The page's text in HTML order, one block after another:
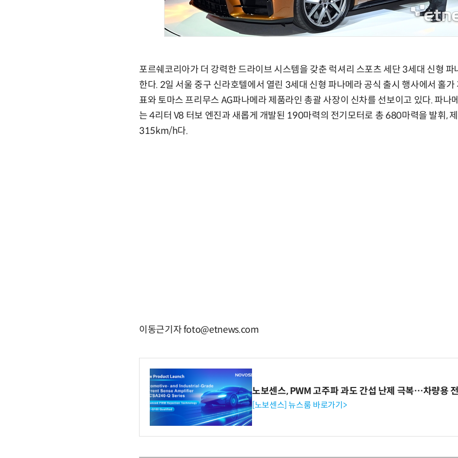
포르쉐코리아가 더 강력한 드라이브 시스템을 갖춘 럭셔리 스포츠 세단 3세대 신형 파
한다. 2일 서울 중구 신라호텔에서 열린 3세대 신형 파나메라 공식 출시 행사에서 홀가
표와 토마스 프리무스 AG파나메라 제품라인 총괄 사장이 신차를 선보이고 있다. 파나
는 4리터 V8 터보 엔진과 새롭게 개발된 190마력의 전기모터로 총 680마력을 발휘,
315km/h다.
이동근기자 foto@etnews.com
노보센스, PWM 고주파 과도 간섭 난제 극복…차량용
[노보센스] 뉴스룸 바로가기>